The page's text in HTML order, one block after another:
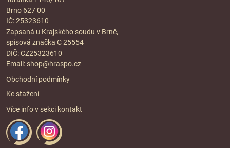
Brno 627 00
IČ: 25323610
Zapsaná u Krajského soudu v Brně,
spisová značka C 25554
DIČ: CZ25323610
Email: shop@hraspo.cz
Obchodní podmínky
Ke stažení
Více info v sekci kontakt